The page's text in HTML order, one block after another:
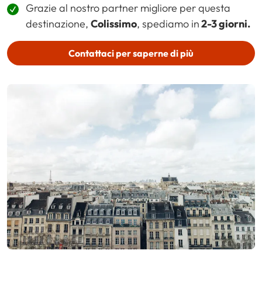
Grazie al nostro partner migliore per questa
destinazione, Colissimo, spediamo in2-3 giorni.
Contattaci per saperne di più